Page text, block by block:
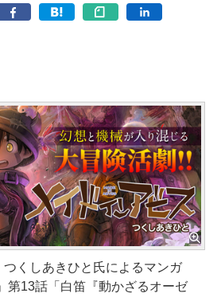
くしあきひと氏によるマンガ
第13話「白笛『動かざるオーゼ